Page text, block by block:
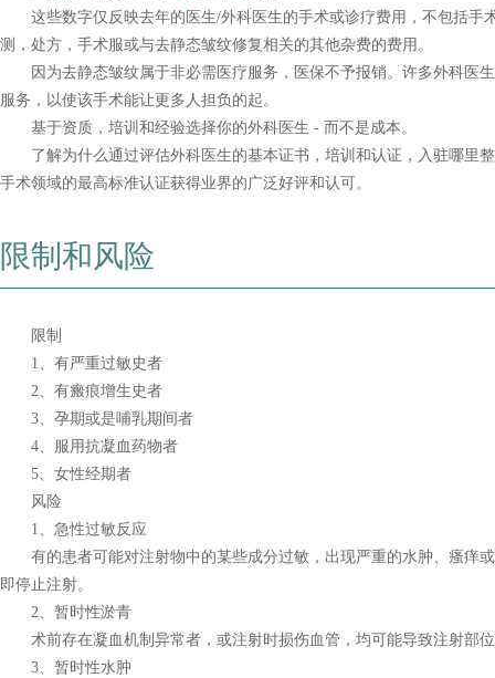
这些数字仅反映去年的医生/外科医生的手术或诊疗费用，不包括手
测，处方，手术服或与去静态皱纹修复相关的其他杂费的费用。
因为去静态皱纹属于非必需医疗服务，医保不予报销。许多外科医
服务，以使该手术能让更多人担负的起。
基于资质，培训和经验选择你的外科医生 - 而不是成本。
了解为什么通过评估外科医生的基本证书，培训和认证，入驻哪里
手术领域的最高标准认证获得业界的广泛好评和认可。
限制和风险
限制
1、有严重过敏史者
2、有瘢痕增生史者
3、孕期或是哺乳期间者
4、服用抗凝血药物者
5、女性经期者
风险
1、急性过敏反应
有的患者可能对注射物中的某些成分过敏，出现严重的水肿、瘙痒
即停止注射。
2、暂时性淤青
术前存在凝血机制异常者，或注射时损伤血管，均可能导致注射部
3、暂时性水肿